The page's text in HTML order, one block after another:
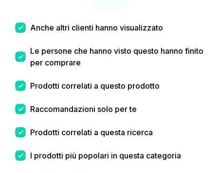
Anche altri clienti hanno visualizzato
Le persone che hanno visto questo hanno finito
per comprare
Prodotti correlati a questo prodotto
Raccomandazioni solo per te
Prodotti correlati a questa ricerca
I prodotti più popolari in questa categoria